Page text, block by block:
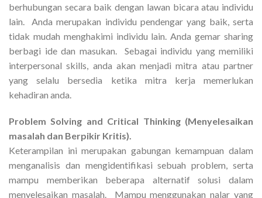
berhubungan secara baik dengan lawan bicara atau individu
lain. Anda merupakan individu pendengar yang baik, serta
tidak mudah menghakimi individu lain. Anda gemar sharing
berbagi ide dan masukan. Sebagai individu yang memiliki
interpersonal skills, anda akan menjadi mitra atau partner
yang selalu bersedia ketika mitra kerja memerlukan
kehadiran anda.
Problem Solving and Critical Thinking (Menyelesaikan
masalah dan Berpikir Kritis).
Keterampilan ini merupakan gabungan kemampuan dalam
menganalisis dan mengidentifikasi sebuah problem, serta
mampu memberikan beberapa alternatif solusi dalam
menyelesaikan masalah. Mampu menggunakan nalar yang